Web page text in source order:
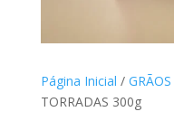
Página Inicial / GRÃOS
TORRADAS 300g